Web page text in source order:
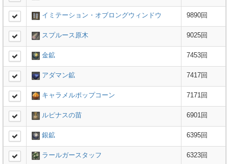
イミテーション・オブロングウィンドウ 9890回
スプルース原木 9025回
金鉱 7453回
アダマン鉱 7417回
キャラメルポップコーン 7171回
ルピナスの苗 6901回
銀鉱 6395回
ラールガースタッフ 6323回